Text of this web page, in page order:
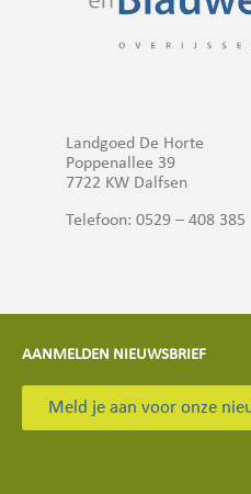
Landgoed De Horte
Poppenallee 39
7722 KW Dalfsen
Telefoon: 0529 – 408 385
AANMELDEN NIEUWSBRIEF
Meld je aan voor onze